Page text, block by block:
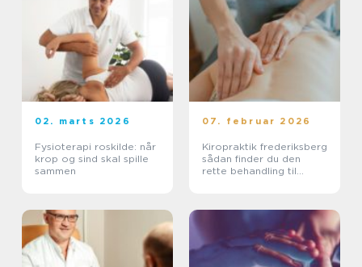
02. marts 2026
Fysioterapi roskilde: når
krop og sind skal spille
sammen
07. februar 2026
Kiropraktik frederiksberg
sådan finder du den
rette behandling til